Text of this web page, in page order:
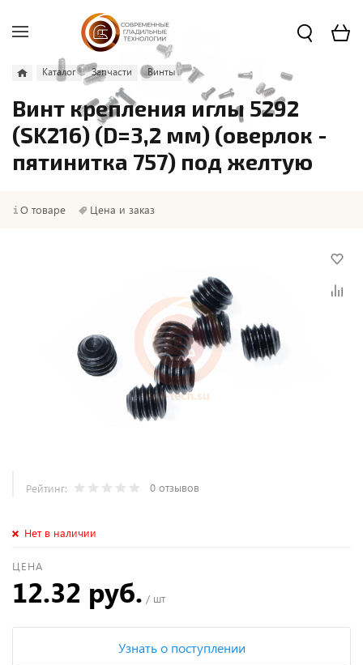
Каталог Запчасти Винты
Винт крепления иглы 5292
(SK216) (D=3,2 мм) (оверлок -
пятинитка 757) под желтую
О товаре Цена и заказ
Рейтинг: 0 отзывов
Нет в наличии
ЦЕНА
12.32 руб. / шт
Узнать о поступлении